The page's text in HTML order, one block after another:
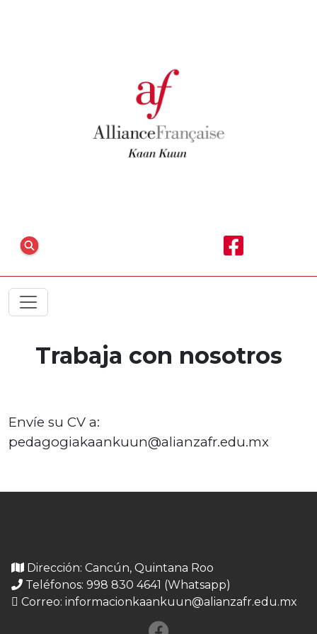
Trabaja con nosotros
Envíe su CV a:
pedagogiakaankuun@alianzafr.edu.mx
Dirección: Cancún, Quintana Roo
Teléfonos: 998 830 4641 (Whatsapp)
Correo: informacionkaankuun@alianzafr.edu.mx